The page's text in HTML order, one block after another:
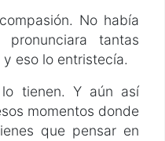
No había
tantas
y eso lo entristecía.
tienen. Y aún así
momentos donde
que pensar en